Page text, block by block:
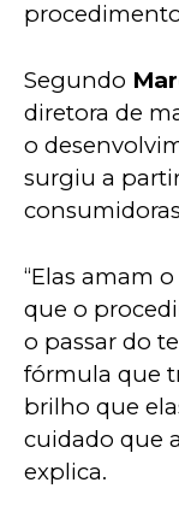
Segundo
diretora de
o
surgiu a
“Elas amam
que o
o passar do
fórmula que
brilho que
cuidado que
explica.